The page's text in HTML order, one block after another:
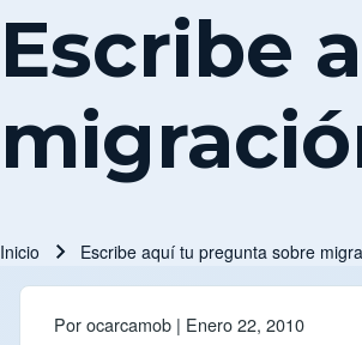
Escribe
Ruta de
Inicio Escribe aquí tu pregunta sobre
Porocarcamob | Enero 22, 2010